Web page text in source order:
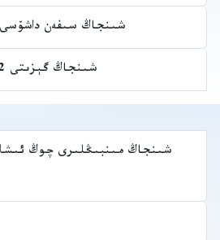
شىنجاڭ سىفەن داشۆسى
شىنجاڭ گېزىتى 1992- يىلى، نويابىر